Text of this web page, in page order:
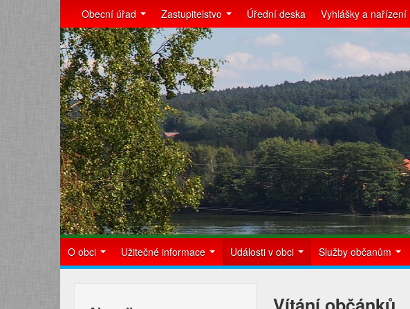
Obecní úřad Zastupitelstvo Úřední deska Vyhlášky a nařízení
O obci Užitečné informace Události v obci Služby občanům